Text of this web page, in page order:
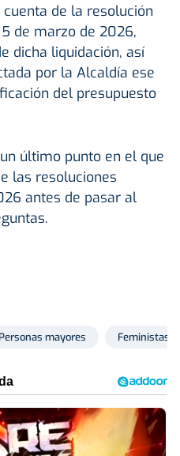
de la resolución
de marzo de 2026,
dicha liquidación, así
por la Alcaldía ese
del presupuesto
último punto en el que
las resoluciones
antes de pasar al
Personas mayores Feministas